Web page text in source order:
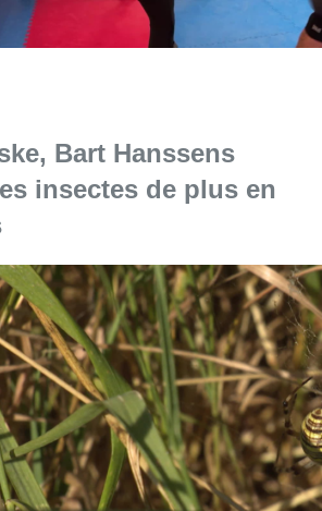
Bart Hanssens
insectes de plus en